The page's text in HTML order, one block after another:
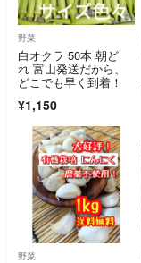
野菜
白オクラ 50本 朝ど
れ 富山発送だから、
どこでも早く到着！
¥1,150
野菜